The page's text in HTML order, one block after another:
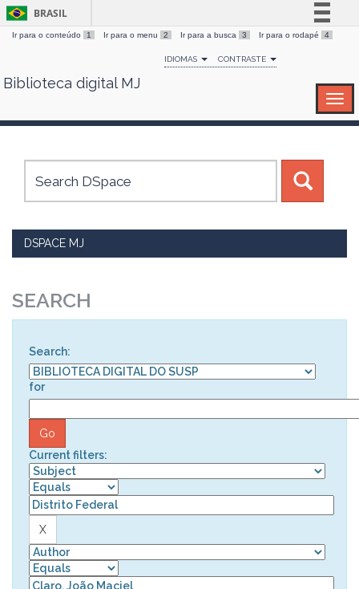
Skip
BRASIL
Simplifique!
Comunica BR
Canais
Ir para o conteúdo 1 Ir para o menu 2 Ir para a busca 3 Ir para o rodapé 4
IDIOMAS CONTRASTE
Biblioteca digital MJ
DSPACE MJ
SEARCH
Search:
for
Current filters: